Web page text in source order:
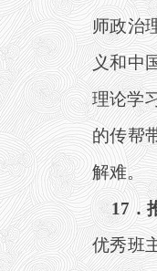
师政治
义和中
理论学
的传帮
解难。
17．
优秀班